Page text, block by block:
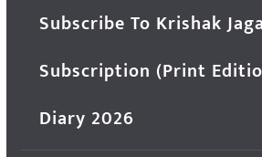
Subscribe To Krishak
Subscription (Print
Diary 2026